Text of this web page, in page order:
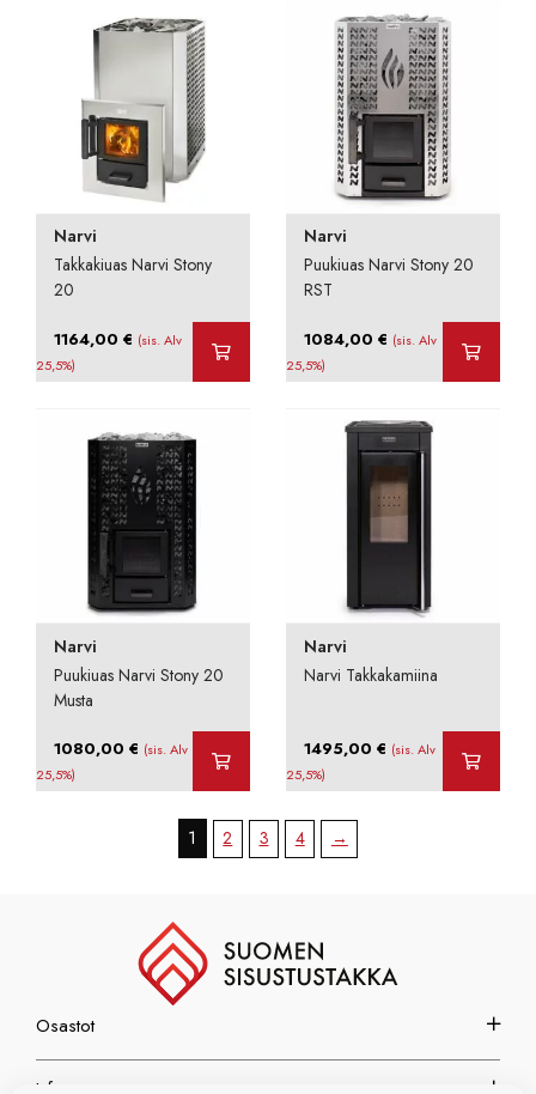
Narvi
Takkakiuas Narvi Stony
20
1164,00€ (sis. Alv
25,5%)
Narvi
Puukiuas Narvi Stony 20
RST
1084,00€ (sis. Alv
25,5%)
Narvi
Puukiuas Narvi Stony 20
Musta
1080,00€ (sis. Alv
25,5%)
Narvi
Narvi Takkakamiina
1495,00€ (sis. Alv
25,5%)
1 2 3 4 →
Osastot